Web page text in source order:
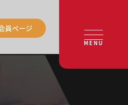
員ページ
MENU